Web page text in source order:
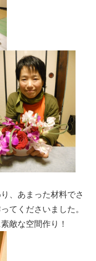
、あまった材料でさ
てくださいました。
敵な空間作り！